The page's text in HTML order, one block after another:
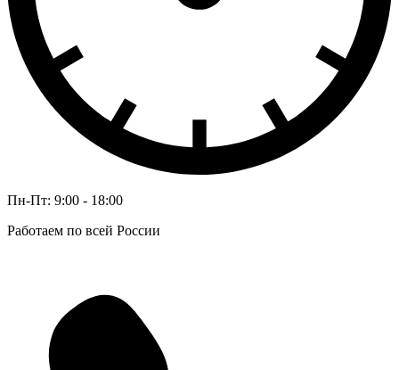
Пн-Пт: 9:00 - 18:00
Работаем по всей России